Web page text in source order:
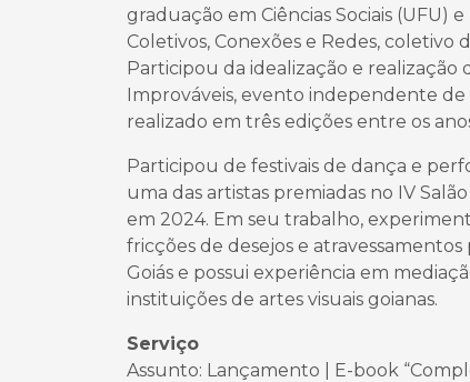
graduação em Ciências Sociais (UFU)
Coletivos, Conexões e Redes,
Participou da idealização e realização
Improváveis, evento independente
realizado em três edições entre os
Participou de festivais de dança e
uma das artistas premiadas no IV
em 2024. Em seu trabalho,
fricções de desejos e
Goiás e possui experiência em
instituições de artes visuais goianas.
Serviço
Assunto: Lançamento | E-book